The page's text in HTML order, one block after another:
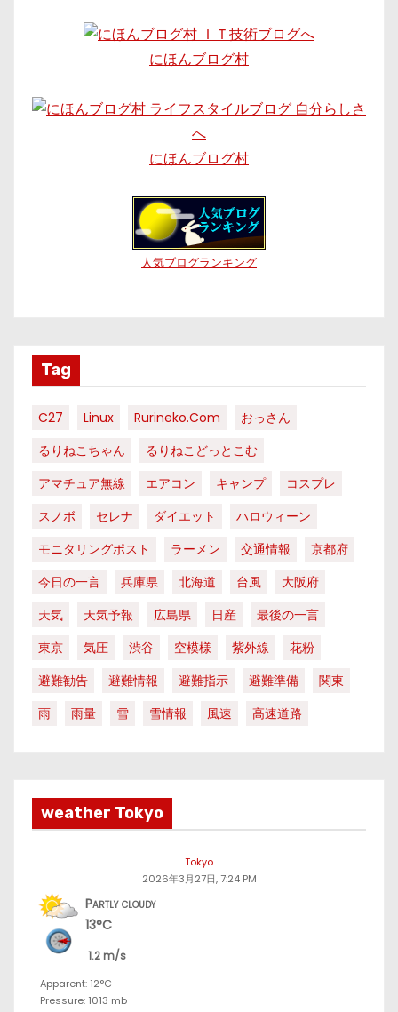
にほんブログ村
にほんブログ村
人気ブログランキング
Tag
C27 Linux Rurineko.com
おっさん
るりねこちゃん
るりねこどっとこむ
アマチュア無線
エアコン キャンプ
コスプレ
スノボ
セレナ ダイエット
ハロウィーン
モニタリングポスト
ラーメン 交通情報
京都府
今日の一言
兵庫県 北海道 台風
大阪府
天気
天気予報 広島県 日産
最後の一言
東京
気圧 渋谷 空模様 紫外線
花粉
避難勧告
避難情報 避難指示 避難準備
関東
雨
雨量 雪 雪情報 風速 高速道路
weather Tokyo
Tokyo
2026年3月27日, 7:24 PM
Partly cloudy
13°C
1.2 m/s
Apparent: 12°C
Pressure: 1013 mb